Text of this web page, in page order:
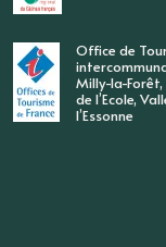
Office de
Milly-la-Forêt,
de l’Ecole,
l’Essonne